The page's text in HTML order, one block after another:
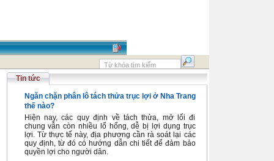
Tin tức
Ngăn chặn phân lô tách thửa trục lợi ở Nha Trang
thế nào?
Hiện nay, các quy định về tách thửa, mở lối đi
chung vẫn còn nhiều lổ hổng, dễ bị lợi dụng trục
lợi. Từ thực tế này, địa phương cần rà soát lại các
quy định, từ đó có hướng dẫn chi tiết để đảm bảo
quyền lợi cho người dân.